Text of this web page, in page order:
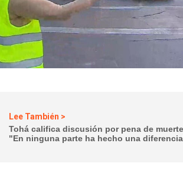
Lee También >
Tohá califica discusión por pena de
"En ninguna parte ha hecho una